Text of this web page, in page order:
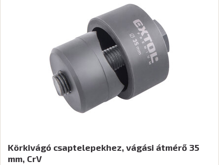
Körkivágó csaptelepekhez, vágási átmérő 35
mm, CrV